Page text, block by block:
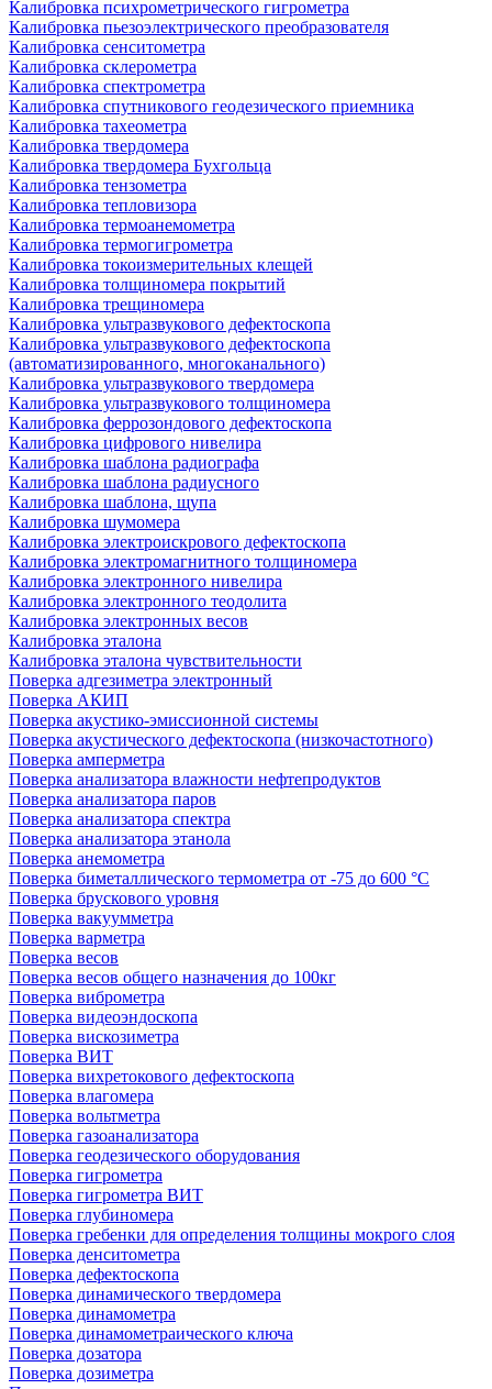
Калибровка психрометрического гигрометра
Калибровка пьезоэлектрического преобразователя
Калибровка сенситометра
Калибровка склерометра
Калибровка спектрометра
Калибровка спутникового геодезического приемника
Калибровка тахеометра
Калибровка твердомера
Калибровка твердомера Бухгольца
Калибровка тензометра
Калибровка тепловизора
Калибровка термоанемометра
Калибровка термогигрометра
Калибровка токоизмерительных клещей
Калибровка толщиномера покрытий
Калибровка трещиномера
Калибровка ультразвукового дефектоскопа
Калибровка ультразвукового дефектоскопа
(автоматизированного, многоканального)
Калибровка ультразвукового твердомера
Калибровка ультразвукового толщиномера
Калибровка феррозондового дефектоскопа
Калибровка цифрового нивелира
Калибровка шаблона радиографа
Калибровка шаблона радиусного
Калибровка шаблона, щупа
Калибровка шумомера
Калибровка электроискрового дефектоскопа
Калибровка электромагнитного толщиномера
Калибровка электронного нивелира
Калибровка электронного теодолита
Калибровка электронных весов
Калибровка эталона
Калибровка эталона чувствительности
Поверка адгезиметра электронный
Поверка АКИП
Поверка акустико-эмиссионной системы
Поверка акустического дефектоскопа (низкочастотного)
Поверка амперметра
Поверка анализатора влажности нефтепродуктов
Поверка анализатора паров
Поверка анализатора спектра
Поверка анализатора этанола
Поверка анемометра
Поверка биметаллического термометра от -75 до 600 °С
Поверка брускового уровня
Поверка вакуумметра
Поверка варметра
Поверка весов
Поверка весов общего назначения до 100кг
Поверка виброметра
Поверка видеоэндоскопа
Поверка вискозиметра
Поверка ВИТ
Поверка вихретокового дефектоскопа
Поверка влагомера
Поверка вольтметра
Поверка газоанализатора
Поверка геодезического оборудования
Поверка гигрометра
Поверка гигрометра ВИТ
Поверка глубиномера
Поверка гребенки для определения толщины мокрого слоя
Поверка денситометра
Поверка дефектоскопа
Поверка динамического твердомера
Поверка динамометра
Поверка динамометраического ключа
Поверка дозатора
Поверка дозиметра